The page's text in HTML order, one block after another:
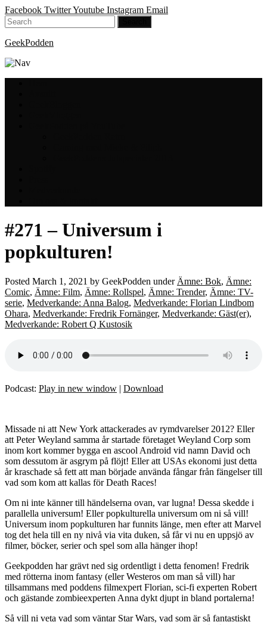
Facebook TwitterYoutube Instagram Email
GeekPodden
#271 – Universum i
popkulturen!
Posted March 1, 2021 by GeekPodden under Ämne: Bok, Ämne:
Comic, Ämne: Film, Ämne: Rollspel, Ämne: Trender, Ämne: TV-
serie, Medverkande: Anna Balog, Medverkande: Florian Lindbom
Ohara, Medverkande: Fredrik Fornänger, Medverkande: Gäst(er),
Medverkande: Robert Q Kustosik
Podcast: Play in new window | Download
Missade ni att New York attackerades av rymdvarelser 2012? Eller
att Peter Weyland samma år startade företaget Weyland Corp som
inom kort kommer bygga en ascool Android vid namn David och
som dessutom är asgrym på flöjt! Eller att USAs ekonomi just detta
år kraschade så fett att man började använda fångar från fängelser till
vad som kom att kallas för Death Races!
Om ni inte känner till händelserna ovan, var lugna! Dessa skedde i
parallella universum! Eller popkulturella universum om ni så vill!
Universum inom popkulturen har funnits länge, men efter att Marvel
tog det hela till en ny nivå via vita duken, så får vi nu en uppsjö av
filmer, böcker, serier och spel som alla hänger ihop!
Geekpodden har grävt ned sig ordentligt i detta fenomen! Fredrik
med rötterna inom fantasy (eller Westeros om man så vill) har
tillsammans med poddens filmexpert Florian, sci-fi experten Robert
och gästande zombieexperten Anna dykt djupt in bland portalerna!
Så vill ni veta vad som väntar Star Wars, vad som är så fantastiskt